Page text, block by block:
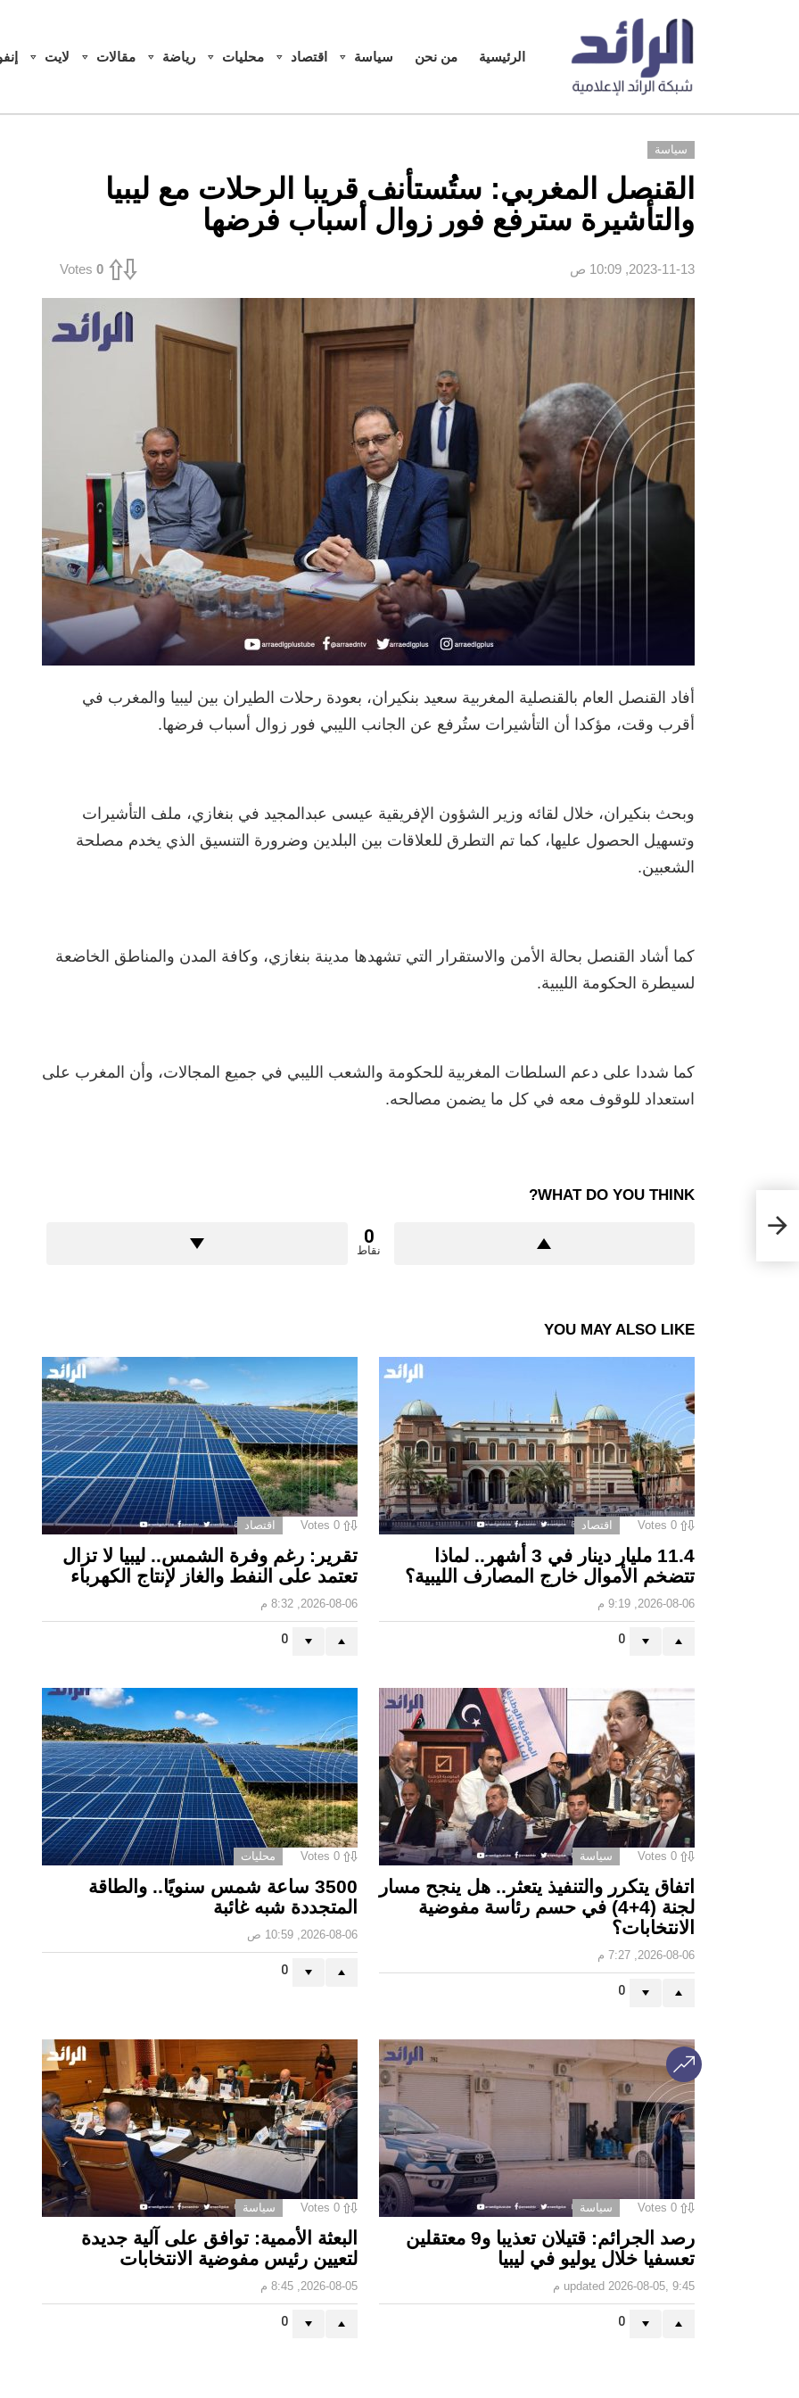
الرئيسية من نحن سياسة اقتصاد محليات رياضة مقالات لايت
سياسة
القنصل المغربي: ستُستأنف قريبا الرحلات مع ليبيا
والتأشيرة سترفع فور زوال أسباب فرضها
2023-11-13, 10:09 ص 0
Votes
أفاد القنصل العام بالقنصلية المغربية سعيد بنكيران، بعودة رحلات الطيران بين ليبيا والمغرب في
أقرب وقت، مؤكدا أن التأشيرات ستُرفع عن الجانب الليبي فور زوال أسباب فرضها.
وبحث بنكيران، خلال لقائه وزير الشؤون الإفريقية عيسى عبدالمجيد في بنغازي، ملف التأشيرات
وتسهيل الحصول عليها، كما تم التطرق للعلاقات بين البلدين وضرورة التنسيق الذي يخدم مصلحة
الشعبين.
كما أشاد القنصل بحالة الأمن والاستقرار التي تشهدها مدينة بنغازي، وكافة المدن والمناطق الخاضعة
لسيطرة الحكومة الليبية.
كما شددا على دعم السلطات المغربية للحكومة والشعب الليبي في جميع المجالات، وأن المغرب على
استعداد للوقوف معه في كل ما يضمن مصالحه.
WHAT DO YOU THINK?
0
نقاط
YOU MAY ALSO LIKE
0
Votes اقتصاد
11.4 مليار دينار في 3 أشهر.. لماذا
تتضخم الأموال خارج المصارف الليبية؟
2026-08-06, 9:19 م
0
0
Votes اقتصاد
تقرير: رغم وفرة الشمس.. ليبيا لا تزال
تعتمد على النفط والغاز لإنتاج الكهرباء
2026-08-06, 8:32 م
0
0
Votes سياسة
اتفاق يتكرر والتنفيذ يتعثر.. هل ينجح مسار
لجنة (4+4) في حسم رئاسة مفوضية
الانتخابات؟
2026-08-06, 7:27 م
0
0
Votes محليات
3500 ساعة شمس سنويًا.. والطاقة
المتجددة شبه غائبة
2026-08-06, 10:59 ص
0
0
Votes سياسة
رصد الجرائم: قتيلان تعذيبا و9 معتقلين
تعسفيا خلال يوليو في ليبيا
updated 2026-08-05, 9:45 م
0
0
Votes سياسة
البعثة الأممية: توافق على آلية جديدة
لتعيين رئيس مفوضية الانتخابات
2026-08-05, 8:45 م
0